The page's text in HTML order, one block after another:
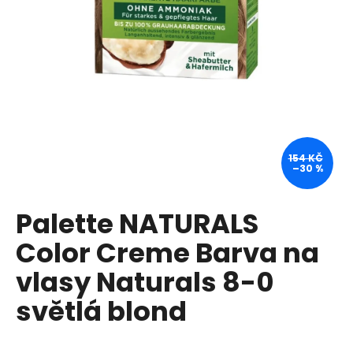
Palette NATURALS
Color Creme Barva na
vlasy Naturals 8-0
světlá blond
154 KČ
–30 %
D
o
p
o
r